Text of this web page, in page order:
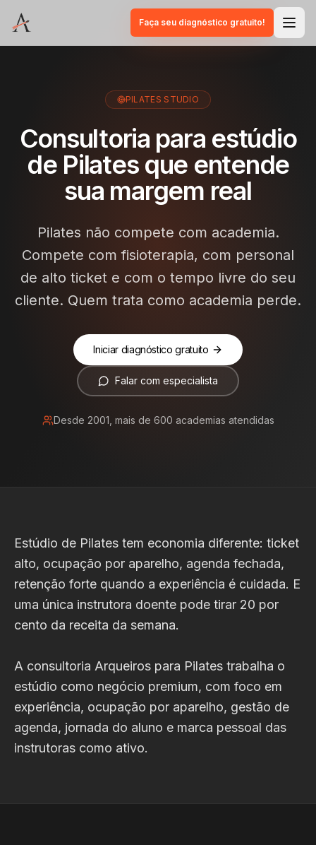
Faça seu diagnóstico gratuito!
PILATES STUDIO
Consultoria para estúdio
de Pilates que entende
sua margem real
Pilates não compete com academia.
Compete com fisioterapia, com personal
de alto ticket e com o tempo livre do seu
cliente. Quem trata como academia perde.
Iniciar diagnóstico gratuito
Falar com especialista
Desde 2001, mais de 600 academias atendidas
Estúdio de Pilates tem economia diferente: ticket
alto, ocupação por aparelho, agenda fechada,
retenção forte quando a experiência é cuidada. E
uma única instrutora doente pode tirar 20 por
cento da receita da semana.
A consultoria Arqueiros para Pilates trabalha o
estúdio como negócio premium, com foco em
experiência, ocupação por aparelho, gestão de
agenda, jornada do aluno e marca pessoal das
instrutoras como ativo.